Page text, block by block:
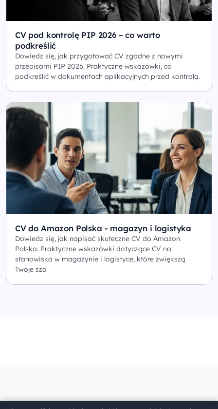
CV pod kontrolę PIP 2026 – co warto
podkreślić
Dowiedz się, jak przygotować CV zgodne z nowymi
przepisami PIP 2026. Praktyczne wskazówki, co
podkreślić w dokumentach aplikacyjnych przed kontrolą.
CV do Amazon Polska - magazyn i logistyka
Dowiedz się, jak napisać skuteczne CV do Amazon
Polska. Praktyczne wskazówki dotyczące CV na
stanowiska w magazynie i logistyce, które zwiększą
Twoje sza
O Kreatorze